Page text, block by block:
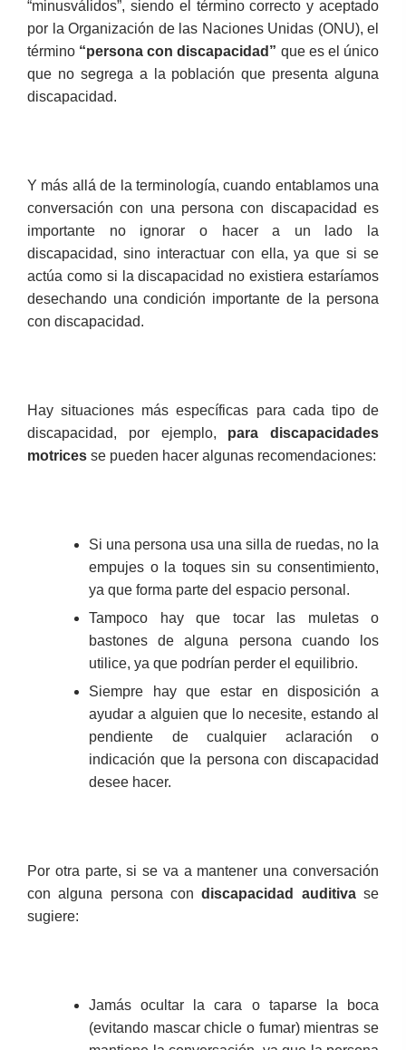
“minusválidos”, siendo el término correcto y aceptado
por la Organización de las Naciones Unidas (ONU), el
término “persona con discapacidad” que es el único
que no segrega a la población que presenta alguna
discapacidad.
Y más allá de la terminología, cuando entablamos una
conversación con una persona con discapacidad es
importante no ignorar o hacer a un lado la
discapacidad, sino interactuar con ella, ya que si se
actúa como si la discapacidad no existiera estaríamos
desechando una condición importante de la persona
con discapacidad.
Hay situaciones más específicas para cada tipo de
discapacidad, por ejemplo, para discapacidades
motrices se pueden hacer algunas recomendaciones:
Si una persona usa una silla de ruedas, no la
empujes o la toques sin su consentimiento,
ya que forma parte del espacio personal.
Tampoco hay que tocar las muletas o
bastones de alguna persona cuando los
utilice, ya que podrían perder el equilibrio.
Siempre hay que estar en disposición a
ayudar a alguien que lo necesite, estando al
pendiente de cualquier aclaración o
indicación que la persona con discapacidad
desee hacer.
Por otra parte, si se va a mantener una conversación
con alguna persona condiscapacidad auditivase
sugiere:
Jamás ocultar la cara o taparse la boca
(evitando mascar chicle o fumar) mientras se